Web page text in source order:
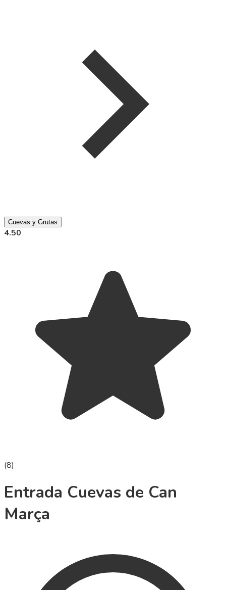
Cuevas y Grutas
4.50
(8)
Entrada Cuevas de Can
Marça